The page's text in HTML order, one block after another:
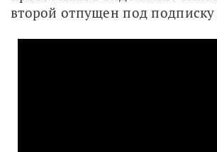
второй отпущен под